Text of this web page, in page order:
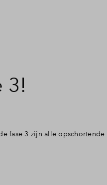
3!
fase 3 zijn alle opschortende